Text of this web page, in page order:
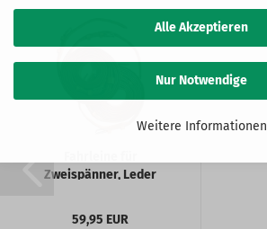
Alle Akzeptieren
Nur Notwendige
Weitere Informationen
Zweispänner, Leder
59,95 EUR